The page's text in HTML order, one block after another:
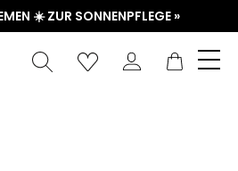
☀️ ZUR SONNENPFLEGE »